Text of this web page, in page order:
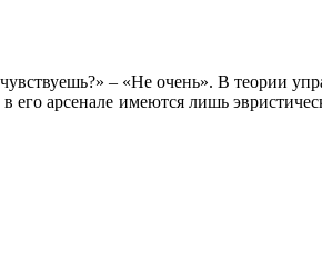
– «Не очень». В теории
арсенале имеются лишь